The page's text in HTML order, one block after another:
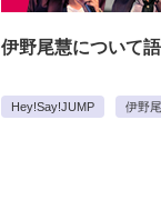
伊野尾慧について
Hey!Say!JUMP 伊野